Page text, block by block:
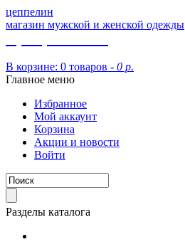
цеппелин
магазин мужской и женской одежды
В корзине: 0 товаров - 0 р.
Главное меню
Избранное
Мой аккаунт
Корзина
Акции и новости
Войти
Разделы каталога